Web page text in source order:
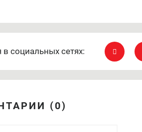
в социальных сетях:
(0)